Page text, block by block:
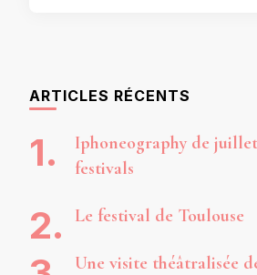
ARTICLES RÉCENTS
Iphoneography de juillet
festivals
Le festival de Toulouse
Une visite théâtralisée